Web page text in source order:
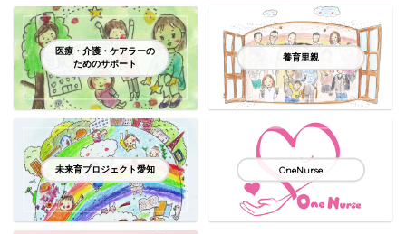
医療・介護・ケアラーの
ためのサポート
養育里親
未来育プロジェクト愛知 OneNurse